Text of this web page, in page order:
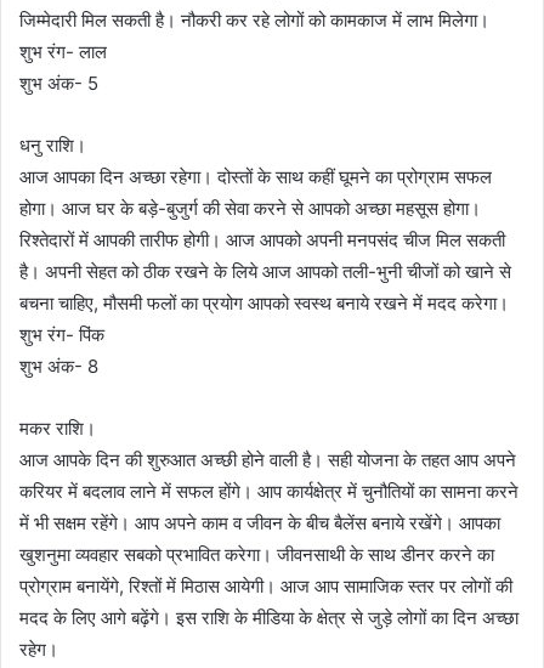
जिम्मेदारी मिल सकती है। नौकरी कर रहे लोगों को कामकाज में लाभ मिलेगा।
शुभ रंग- लाल
शुभ अंक- 5
धनु राशि।
आज आपका दिन अच्छा रहेगा। दोस्तों के साथ कहीं घूमने का प्रोग्राम सफल
होगा। आज घर के बड़े-बुजुर्ग की सेवा करने से आपको अच्छा महसूस होगा।
रिश्तेदारों में आपकी तारीफ होगी। आज आपको अपनी मनपसंद चीज मिल सकती
है। अपनी सेहत को ठीक रखने के लिये आज आपको तली-भुनी चीजों को खाने से
बचना चाहिए, मौसमी फलों का प्रयोग आपको स्वस्थ बनाये रखने में मदद करेगा।
शुभ रंग- पिंक
शुभ अंक- 8
मकर राशि।
आज आपके दिन की शुरुआत अच्छी होने वाली है। सही योजना के तहत आप अपने
करियर में बदलाव लाने में सफल होंगे। आप कार्यक्षेत्र में चुनौतियों का सामना करने
में भी सक्षम रहेंगे। आप अपने काम व जीवन के बीच बैलेंस बनाये रखेंगे। आपका
खुशनुमा व्यवहार सबको प्रभावित करेगा। जीवनसाथी के साथ डीनर करने का
प्रोग्राम बनायेंगे, रिश्तों में मिठास आयेगी। आज आप सामाजिक स्तर पर लोगों की
मदद के लिए आगे बढ़ेंगे। इस राशि के मीडिया के क्षेत्र से जुड़े लोगों का दिन अच्छा
रहेग।